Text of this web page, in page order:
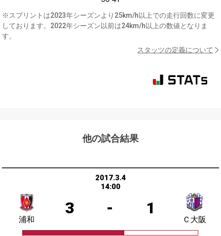
※スプリントは2023年シーズンより25km/h以上での走行回数に変更
しております。2022年シーズン以前は24km/h以上の数値となりま
す。
スタッツの定義について
他の試合結果
2017.3.4
14:00
3 - 1
浦和 Ｃ大阪